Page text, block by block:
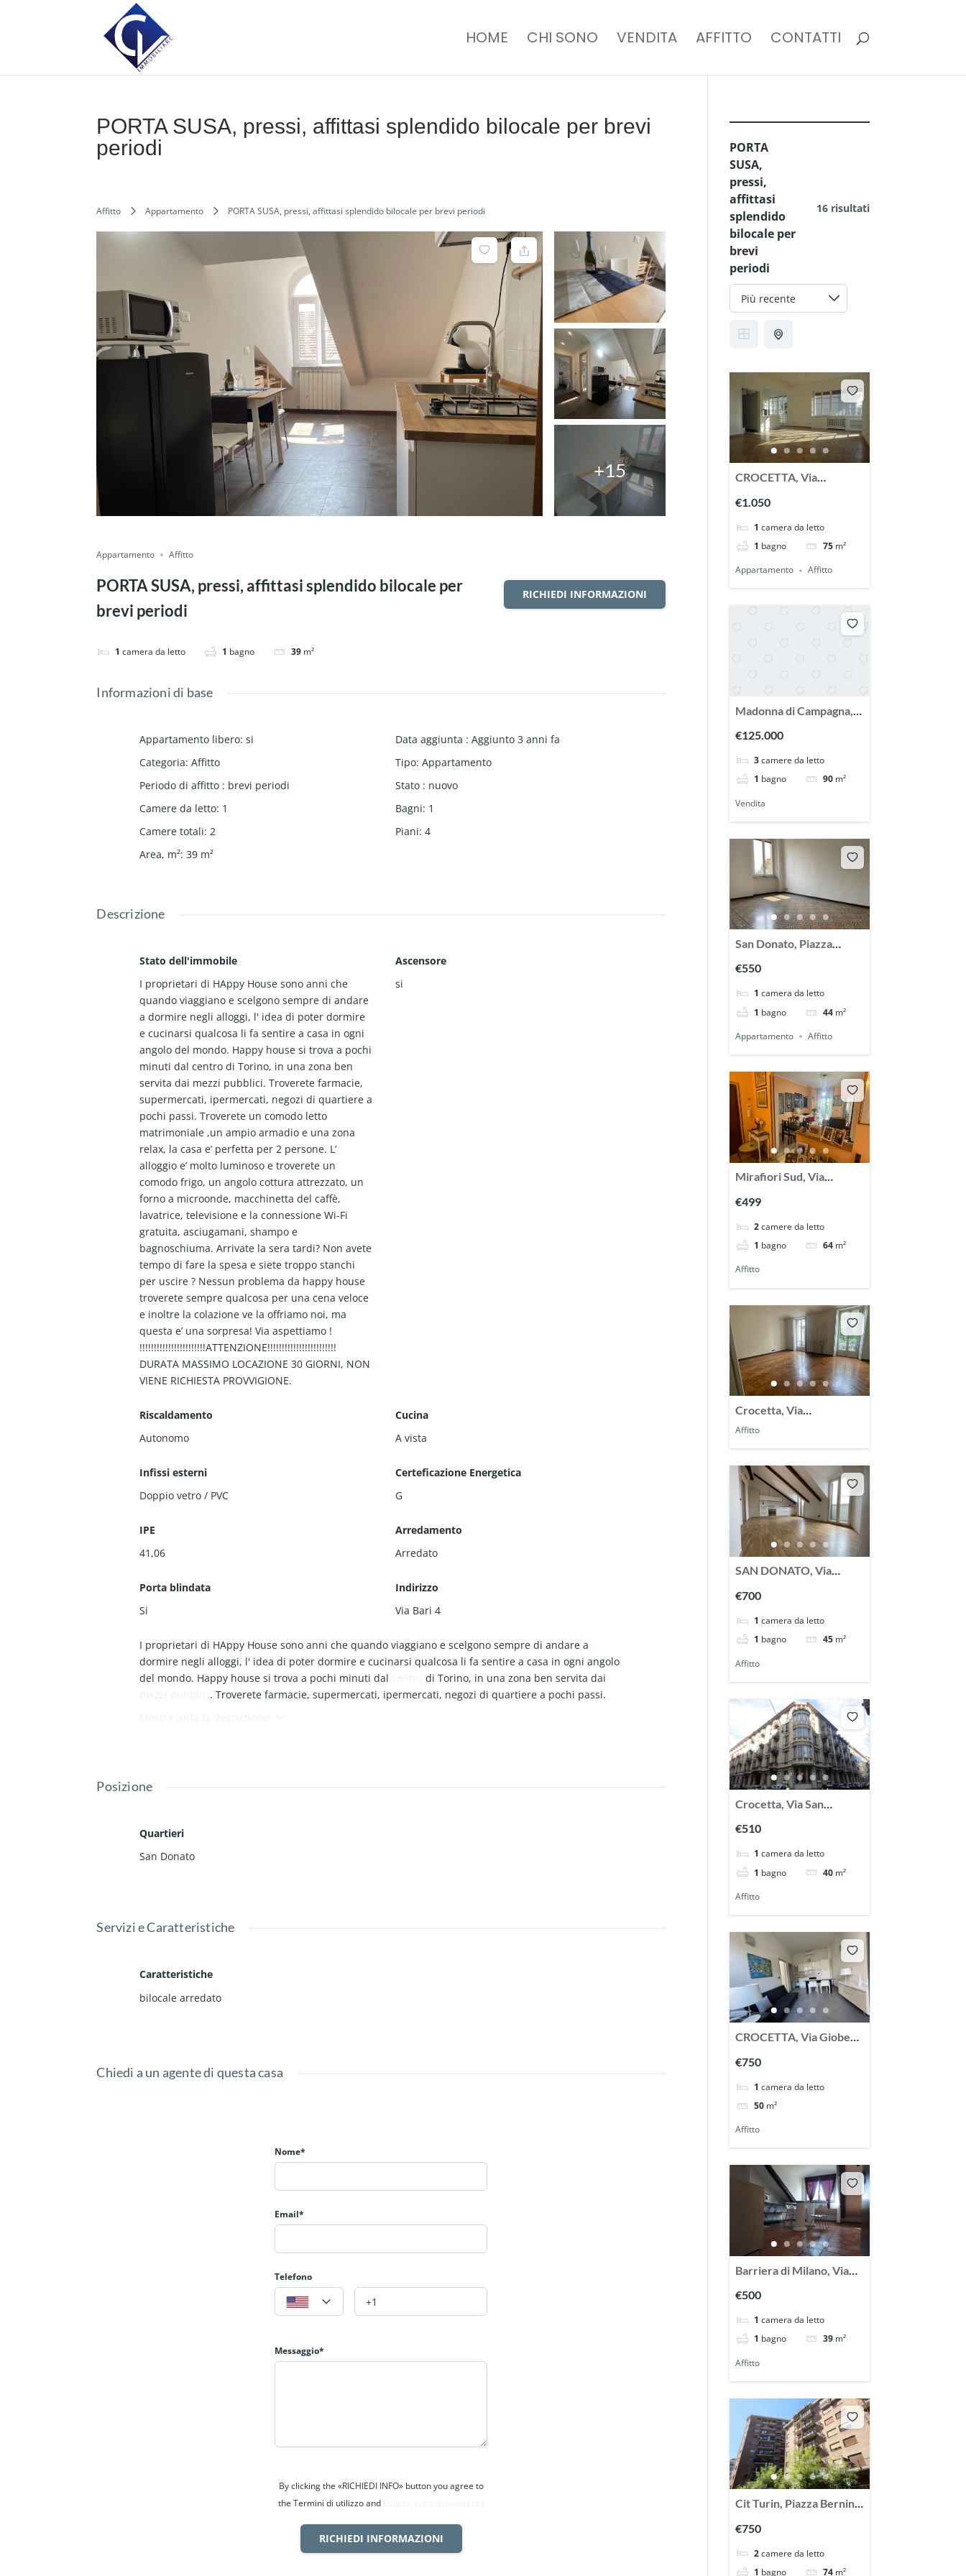
HOME CHI SONO VENDITA AFFITTO CONTATTI
PORTA SUSA, pressi, affittasi splendido bilocale per brevi
periodi
Affitto Appartamento PORTA SUSA, pressi, affittasi splendido bilocale per brevi periodi
+15
Appartamento Affitto
PORTA SUSA, pressi, affittasi splendido bilocale per
brevi periodi
1 camera da letto 1 bagno 39 m²
RICHIEDI INFORMAZIONI
Informazioni di base
Appartamento libero: si Data aggiunta : Aggiunto 3 anni fa
Categoria: Affitto Tipo: Appartamento
Periodo di affitto : brevi periodi Stato : nuovo
Camere da letto: 1 Bagni: 1
Camere totali: 2 Piani: 4
Area, m²: 39 m²
Descrizione
Stato dell'immobile
I proprietari di HAppy House sono anni che
quando viaggiano e scelgono sempre di andare
a dormire negli alloggi, l' idea di poter dormire
e cucinarsi qualcosa li fa sentire a casa in ogni
angolo del mondo. Happy house si trova a pochi
minuti dal centro di Torino, in una zona ben
servita dai mezzi pubblici. Troverete farmacie,
supermercati, ipermercati, negozi di quartiere a
pochi passi. Troverete un comodo letto
matrimoniale ,un ampio armadio e una zona
relax, la casa e’ perfetta per 2 persone. L’
alloggio e’ molto luminoso e troverete un
comodo frigo, un angolo cottura attrezzato, un
forno a microonde, macchinetta del caffè,
lavatrice, televisione e la connessione Wi-Fi
gratuita, asciugamani, shampo e
bagnoschiuma. Arrivate la sera tardi? Non avete
tempo di fare la spesa e siete troppo stanchi
per uscire ? Nessun problema da happy house
troverete sempre qualcosa per una cena veloce
e inoltre la colazione ve la offriamo noi, ma
questa e’ una sorpresa! Via aspettiamo !
!!!!!!!!!!!!!!!!!!!!!!!ATTENZIONE!!!!!!!!!!!!!!!!!!!!!!!!
DURATA MASSIMO LOCAZIONE 30 GIORNI, NON
VIENE RICHIESTA PROVVIGIONE.
Ascensore
si
Riscaldamento
Autonomo
Cucina
A vista
Infissi esterni
Doppio vetro / PVC
Certeficazione Energetica
G
IPE
41,06
Arredamento
Arredato
Porta blindata
Si
Indirizzo
Via Bari 4
I proprietari di HAppy House sono anni che quando viaggiano e scelgono sempre di andare a
dormire negli alloggi, l' idea di poter dormire e cucinarsi qualcosa li fa sentire a casa in ogni angolo
del mondo. Happy house si trova a pochi minuti dal
di Torino, in una zona ben servita dai
. Troverete farmacie, supermercati, ipermercati, negozi di quartiere a pochi passi.
una cena veloce e inoltre la colazione ve la offriamo noi, ma questa e’ una sorpresa! Via aspettiamo !
RICHIESTA PROVVIGIONE.
Posizione
Quartieri
San Donato
Servizi e Caratteristiche
Caratteristiche
bilocale arredato
Chiedi a un agente di questa casa
Nome*
Email*
Telefono
Messaggio*
By clicking the «RICHIEDI INFO» button you agree to
the Termini di utilizzo and
RICHIEDI INFORMAZIONI
PORTA
SUSA,
pressi,
affittasi
splendido
bilocale per
brevi
periodi
16 risultati
CROCETTA, Via
splendido appartamento
€1.050
1 camera da letto
1 bagno 75 m²
Appartamento
Affitto
Madonna di Campagna,
terrazzo
€125.000
3camere da letto
1 bagno 90 m²
Vendita
San Donato, Piazza
€550
1 camera da letto
1 bagno 44 m²
Appartamento
Affitto
Mirafiori Sud, Via
€499
2camere da letto
1 bagno 64 m²
Affitto
Crocetta, Via
Montevecchio, affittasi
Affitto
SAN DONATO, Via
mansardato
€700
1 camera da letto
1 bagno 45 m²
Affitto
Crocetta, Via San
arredato
€510
1 camera da letto
1 bagno 40 m²
Affitto
CROCETTA, Via Gioberti
ristrutturato ed arredato
€750
1 camera da letto
50 m²
Affitto
Barriera di Milano, Via
mansardato
€500
1 camera da letto
1 bagno 39 m²
Affitto
Cit Turin, Piazza Bernini
trilocale vuoto
€750
2camere da letto
1 bagno 74 m²